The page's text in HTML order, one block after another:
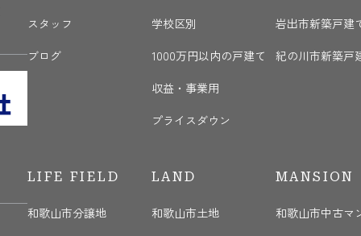
スタッフ
ブログ
学校区別
1000万円以内の戸建て
収益・事業用
プライスダウン
岩出市新築戸建
紀の川市新築戸
LIFE FIELD
和歌山市分譲地
LAND
和歌山市土地
MANSION
和歌山市中古マ